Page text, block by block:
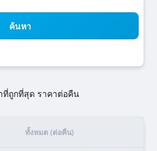
ค้นหา
ที่ถูกที่สุด ราคาต่อคืน
ทั้งหมด (ต่อคืน)